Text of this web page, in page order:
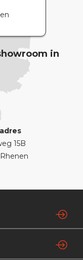
in
15B